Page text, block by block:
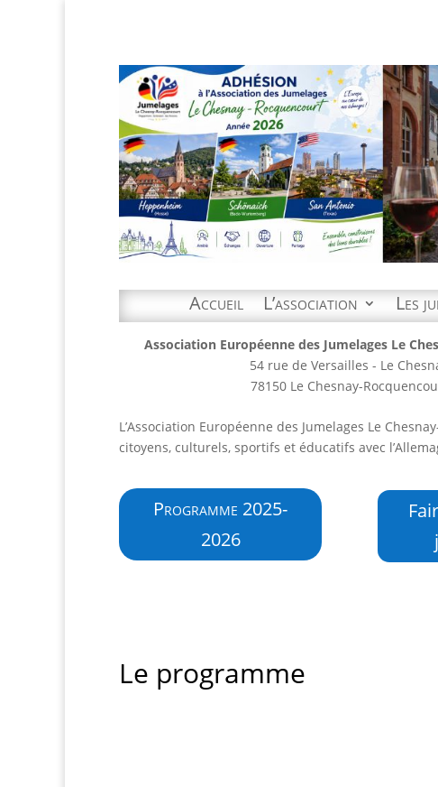
Accueil L’association Les
Association Européenne des Jumelages Le
54 rue de Versailles - Le
78150 Le Chesnay-
L’Association Européenne des Jumelages Le
citoyens, culturels, sportifs et éducatifs avec
Programme 2025-
2026
Le programme